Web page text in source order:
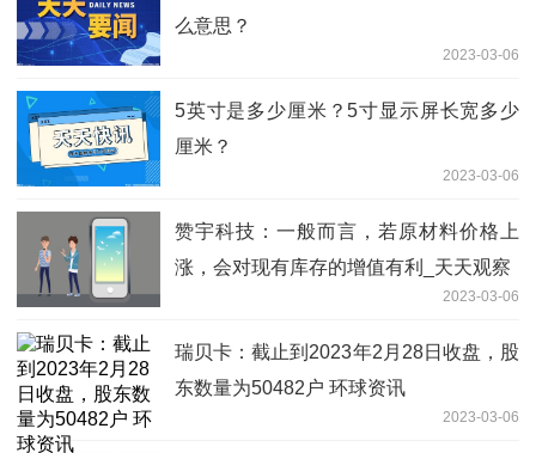
么意思？
2023-03-06
5英寸是多少厘米？5寸显示屏长宽多少
厘米？
2023-03-06
赞宇科技：一般而言，若原材料价格上
涨，会对现有库存的增值有利_天天观察
2023-03-06
瑞贝卡：截止到2023年2月28日收盘，股
东数量为50482户 环球资讯
2023-03-06